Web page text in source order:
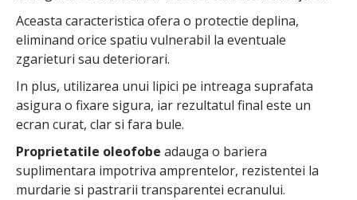
Aceasta caracteristica ofera o protectie deplina,
eliminand orice spatiu vulnerabil la eventuale
zgarieturi sau deteriorari.
In plus, utilizarea unui lipici pe intreaga suprafata
asigura o fixare sigura, iar rezultatul final este un
ecran curat, clar si fara bule.
Proprietatile oleofobe adauga o bariera
suplimentara impotriva amprentelor, rezistentei la
murdarie si pastrarii transparentei ecranului.